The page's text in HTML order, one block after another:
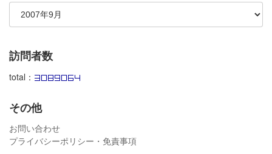
訪問者数
total：
その他
お問い合わせ
プライバシーポリシー・免責事項